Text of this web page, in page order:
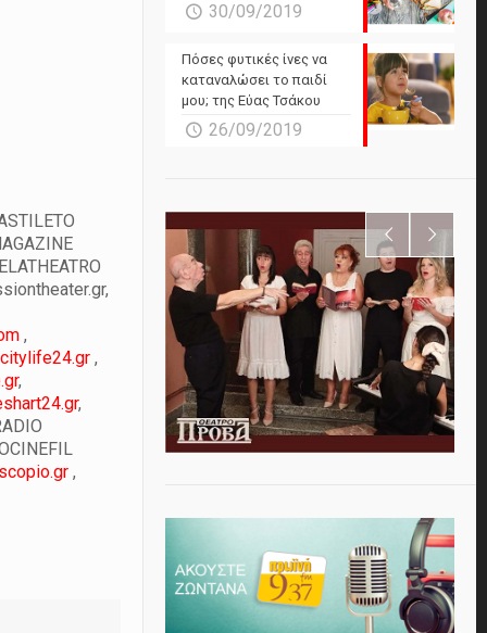
,
,
,
,
,
,
30/09/2019
Πόσες φυτικές ίνες να
καταναλώσει το παιδί
μου; της Εύας Τσάκου
26/09/2019